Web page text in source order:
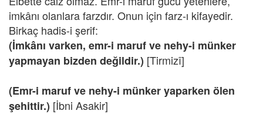
imkânı olanlara farzdır. Onun için farz-ı kifayedir.
Birkaç hadis-i şerif:
(İmkânı varken, emr-i maruf ve nehy-i münker
yapmayan bizden değildir.) [Tirmizî]
(Emr-i maruf ve nehy-i münker yaparken ölen
şehittir.) [İbni Asakir]